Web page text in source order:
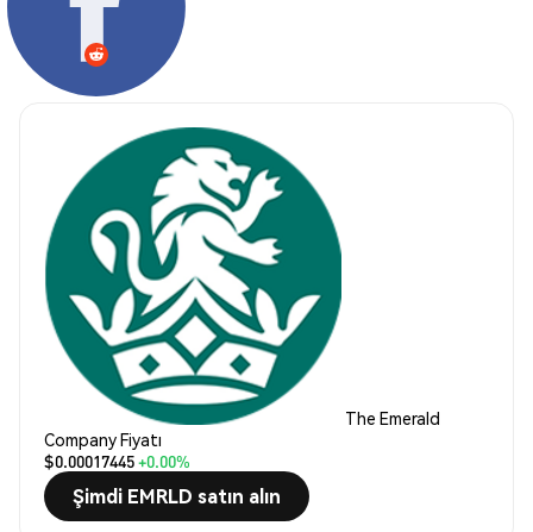
The Emerald
Company Fiyatı
$0.00017445+0.00%
Şimdi EMRLD satın alın